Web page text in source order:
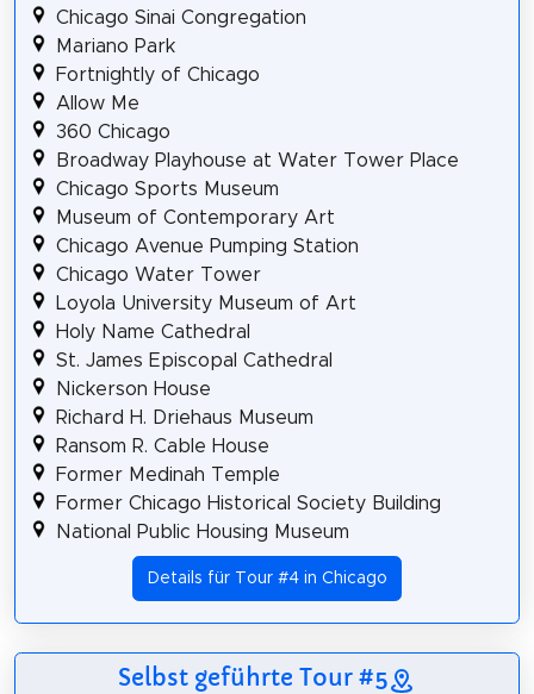
Chicago Sinai Congregation
Mariano Park
Fortnightly of Chicago
Allow Me
360 Chicago
Broadway Playhouse at Water Tower Place
Chicago Sports Museum
Museum of Contemporary Art
Chicago Avenue Pumping Station
Chicago Water Tower
Loyola University Museum of Art
Holy Name Cathedral
St. James Episcopal Cathedral
Nickerson House
Richard H. Driehaus Museum
Ransom R. Cable House
Former Medinah Temple
Former Chicago Historical Society Building
National Public Housing Museum
Details für Tour #4 in Chicago
Selbst geführte Tour #5